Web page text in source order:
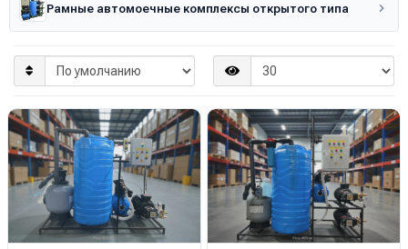
Рамные автомоечные комплексы открытого типа